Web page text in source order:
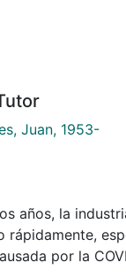
Juan, 1953-
años, la
rápidamente,
por la